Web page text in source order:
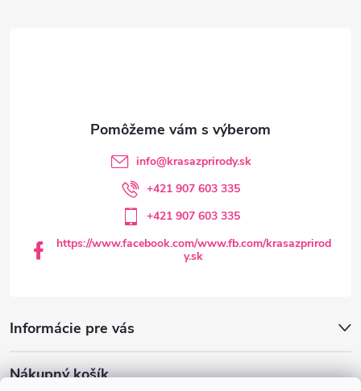
info@krasazprirody.sk
+421 907 603 335
+421 907 603 335
https://www.facebook.com/www.fb.com/krasazprirod
y.sk
Informácie pre vás
Nákupný košík